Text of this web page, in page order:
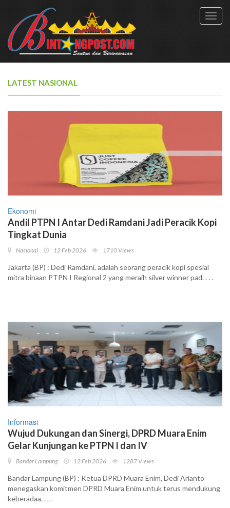
LATEST NASIONAL
Ekonomi
Andil PTPN I Antar Dedi Ramdani Jadi Peracik Kopi
Tingkat Dunia
Nasional 12 Feb 2026 1710 Views
Jakarta (BP) : Dedi Ramdani, adalah seorang peracik kopi spesial
mitra binaan PTPN I Regional 2 yang meraih silver winner pad. . . .
Informasi
Wujud Dukungan dan Sinergi, DPRD Muara Enim
Gelar Kunjungan ke PTPN I dan IV
Bandar Lampung 12 Feb 2026 1287 Views
Bandar Lampung (BP) : Ketua DPRD Muara Enim, Dedi Arianto
menegaskan komitmen DPRD Muara Enim untuk terus mendukung
keberadaa. . . .